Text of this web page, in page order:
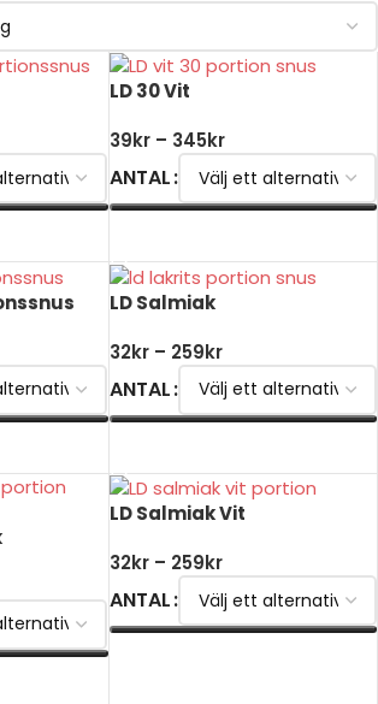
LD 30 Vit
39kr – 345kr
ANTAL
LD Salmiak
32kr – 259kr
ANTAL
LD Salmiak Vit
32kr – 259kr
ANTAL